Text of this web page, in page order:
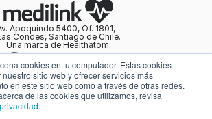
cookies en tu computador. Estas cookies
sitio web y ofrecer servicios más
en este sitio web como a través de otras redes.
de las cookies que utilizamos, revisa
Apoquindo 5400, Of. 1801,
Condes, Santiago de Chile.
Una marca de Healthatom.
Políticas de Privacidad
Términos y Condiciones